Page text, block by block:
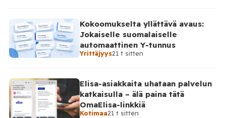
Kokoomukselta yllättävä avaus:
Jokaiselle suomalaiselle
automaattinen Y-tunnus
Yrittäjyys21 t sitten
Elisa-asiakkaita uhataan palvelun
katkaisulla – älä paina tätä
OmaElisa-linkkiä
Kotimaa21 t sitten